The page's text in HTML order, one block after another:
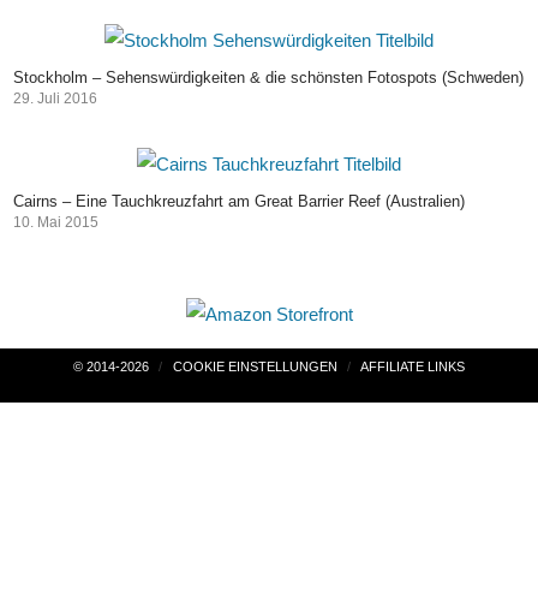
Stockholm – Sehenswürdigkeiten & die schönsten Fotospots (Schweden)
29. Juli 2016
Cairns – Eine Tauchkreuzfahrt am Great Barrier Reef (Australien)
10. Mai 2015
Beitragsnavigation
© 2014-2026 COOKIE EINSTELLUNGEN AFFILIATE LINKS